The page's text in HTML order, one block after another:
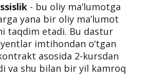
- bu oliy ma’lumotga
yana bir oliy ma’lumot
taqdim etadi. Bu dastur
imtihondan o‘tgan
asosida 2-kursdan
va shu bilan bir yil kamroq